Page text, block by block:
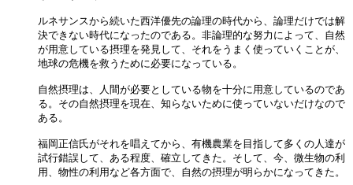
ルネサンスから続いた西洋優先の論理の時代から、論理だけでは解
決できない時代になったのである。非論理的な努力によって、自然
が用意している摂理を発見して、それをうまく使っていくことが、
地球の危機を救うために必要になっている。
自然摂理は、人間が必要としている物を十分に用意しているのであ
る。その自然摂理を現在、知らないために使っていないだけなので
ある。
福岡正信氏がそれを唱えてから、有機農業を目指して多くの人達が
試行錯誤して、ある程度、確立してきた。そして、今、微生物の利
用、物性の利用など各方面で、自然の摂理が明らかになってきた。